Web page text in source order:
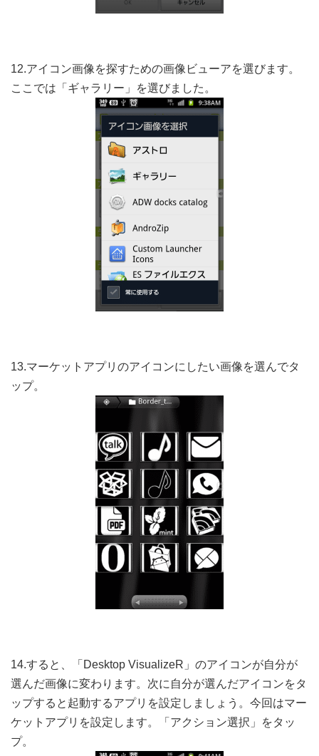
12.アイコン画像を探すための画像ビューアを選びます。
ここでは「ギャラリー」を選びました。
13.マーケットアプリのアイコンにしたい画像を選んでタ
ップ。
14.すると、「Desktop VisualizeR」のアイコンが自分が
選んだ画像に変わります。次に自分が選んだアイコンをタ
ップすると起動するアプリを設定しましょう。今回はマー
ケットアプリを設定します。「アクション選択」をタッ
プ。